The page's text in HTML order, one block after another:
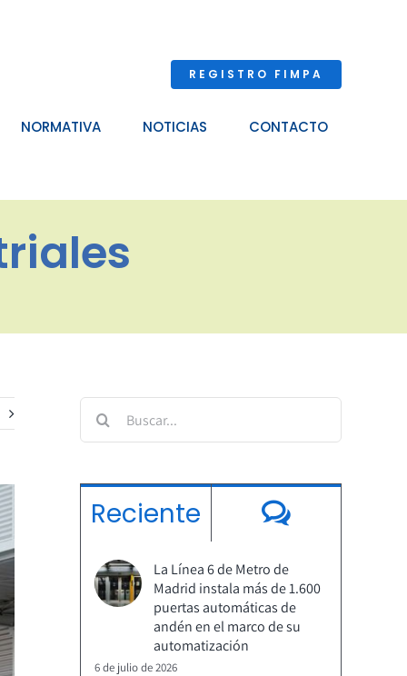
REGISTRO FIMPA
NORMATIVA NOTICIAS CONTACTO
Reciente
La Línea 6 de Metro de
Madrid instala más de 1.600
puertas automáticas de
andén en el marco de su
automatización
6 de julio de 2026